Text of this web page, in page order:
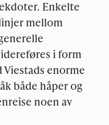
Enkelte
mellom
i form
enorme
både håper og
noen av